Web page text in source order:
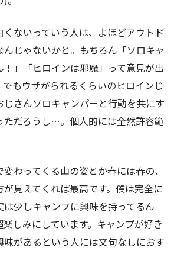
くないっていう人は、よほどアウトド
じゃないかと。もちろん「ソロキャ
！」「ヒロインは邪魔」って意見が出
もウザがられるくらいのヒロインじ
さんソロキャンパーと行動を共にす
ただろうし…。個人的には全然許容範
わってくる山の姿とか春には春の、
見えてくれば最高です。僕は完全に
少しキャンプに興味を持ってるん
しみにしています。キャンプが好き
があるという人には文句なしにおす